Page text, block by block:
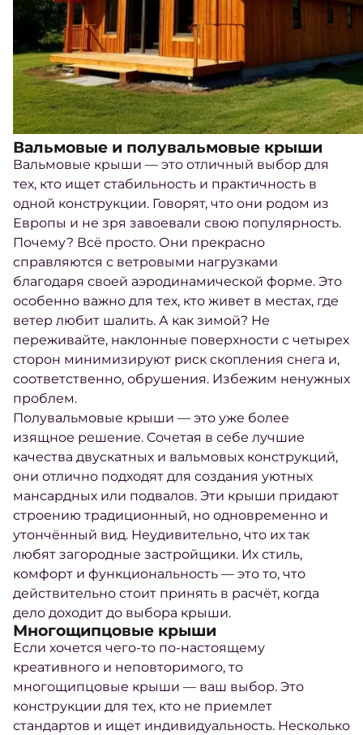
Вальмовые и полувальмовые крыши
Вальмовые крыши — это отличный выбор для
тех, кто ищет стабильность и практичность в
одной конструкции. Говорят, что они родом из
Европы и не зря завоевали свою популярность.
Почему? Всё просто. Они прекрасно
справляются с ветровыми нагрузками
благодаря своей аэродинамической форме. Это
особенно важно для тех, кто живет в местах, где
ветер любит шалить. А как зимой? Не
переживайте, наклонные поверхности с четырех
сторон минимизируют риск скопления снега и,
соответственно, обрушения. Избежим ненужных
проблем.
Полувальмовые крыши — это уже более
изящное решение. Сочетая в себе лучшие
качества двускатных и вальмовых конструкций,
они отлично подходят для создания уютных
мансардных или подвалов. Эти крыши придают
строению традиционный, но одновременно и
утончённый вид. Неудивительно, что их так
любят загородные застройщики. Их стиль,
комфорт и функциональность — это то, что
действительно стоит принять в расчёт, когда
дело доходит до выбора крыши.
Многощипцовые крыши
Если хочется чего-то по-настоящему
креативного и неповторимого, то
многощипцовые крыши — ваш выбор. Это
конструкции для тех, кто не приемлет
стандартов и ищет индивидуальность. Несколько